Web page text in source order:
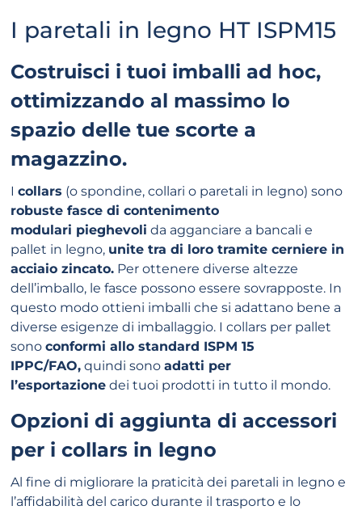
I paretali in legno HT ISPM15
Costruisci i tuoi imballi ad hoc,
ottimizzando al massimo lo
spazio delle tue scorte a
magazzino.
Icollars (o spondine, collari o paretali in legno) sono
robuste fasce di contenimento
modulari pieghevoli da agganciare a bancali e
pallet in legno, unite tra di loro tramite cerniere in
acciaio zincato. Per ottenere diverse altezze
dell’imballo, le fasce possono essere sovrapposte. In
questo modo ottieni imballi che si adattano bene a
diverse esigenze di imballaggio. I collars per pallet
sonoconformi allo standard ISPM 15
IPPC/FAO, quindi sonoadatti per
l’esportazione dei tuoi prodotti in tutto il mondo.
Opzioni di aggiunta di accessori
per i collars in legno
Al fine di migliorare la praticità dei paretali in legno e
l’affidabilità del carico durante il trasporto e lo